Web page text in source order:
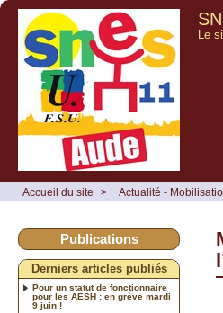
Le
Accueil du site > Actualité -
Publications
Derniers articles publiés
Pour un statut de fonctionnaire
pour les AESH : en grève mardi
9 juin !